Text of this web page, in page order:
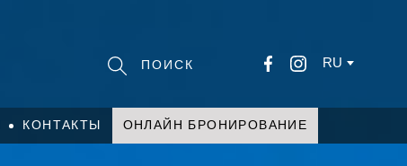
RU
КОНТАКТЫ ОНЛАЙН БРОНИРОВАНИЕ